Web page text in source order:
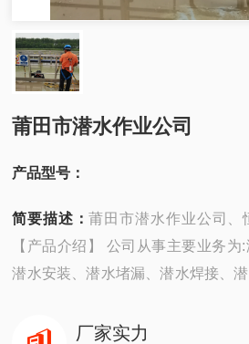
莆田市潜水作业公司
产品型号：
简要描述：莆田市潜水作业公司、
【产品介绍】 公司从事主要业务为
潜水安装、潜水堵漏、潜水焊接、
钻孔、潜水检查、水下爆破。 ...
厂家实力